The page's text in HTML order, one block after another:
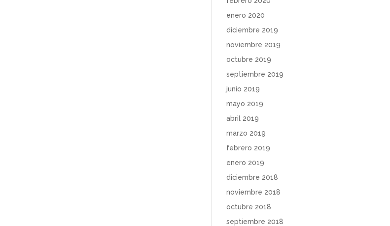
enero 2020
diciembre 2019
noviembre 2019
octubre 2019
septiembre 2019
junio 2019
mayo 2019
abril 2019
marzo 2019
febrero 2019
enero 2019
diciembre 2018
noviembre 2018
octubre 2018
septiembre 2018